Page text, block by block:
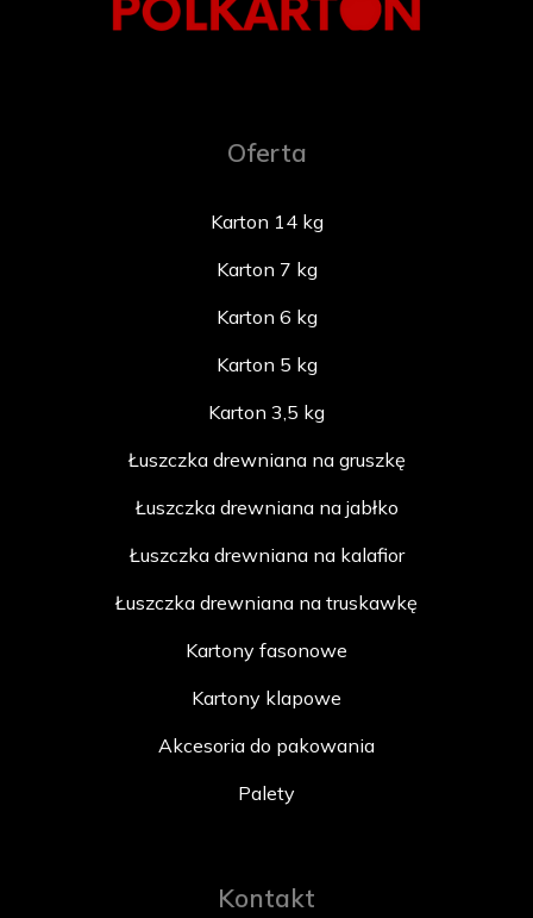
Oferta
Karton 14 kg
Karton 7 kg
Karton 6 kg
Karton 5 kg
Karton 3,5 kg
Łuszczka drewniana na gruszkę
Łuszczka drewniana na jabłko
Łuszczka drewniana na kalafior
Łuszczka drewniana na truskawkę
Kartony fasonowe
Kartony klapowe
Akcesoria do pakowania
Palety
Kontakt